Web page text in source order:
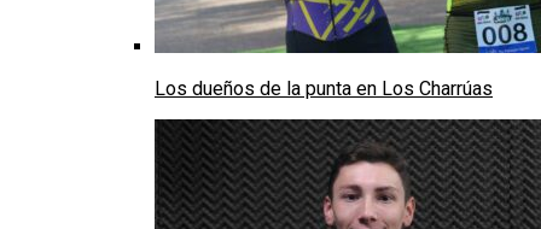
Los dueños de la punta en Los Charrúas